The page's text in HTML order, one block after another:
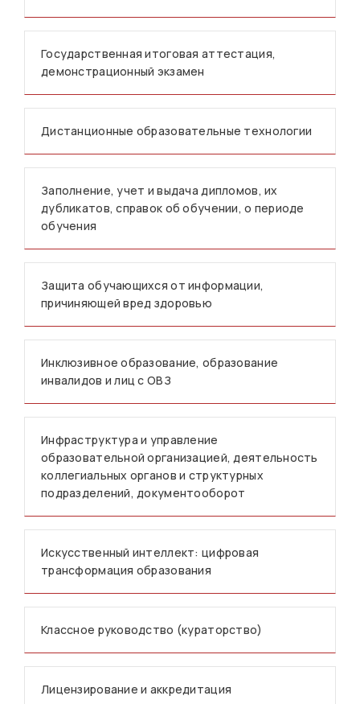
Государственная итоговая аттестация,
демонстрационный экзамен
Дистанционные образовательные технологии
Заполнение, учет и выдача дипломов, их
дубликатов, справок об обучении, о периоде
обучения
Защита обучающихся от информации,
причиняющей вред здоровью
Инклюзивное образование, образование
инвалидов и лиц с ОВЗ
Инфраструктура и управление
образовательной организацией, деятельность
коллегиальных органов и структурных
подразделений, документооборот
Искусственный интеллект: цифровая
трансформация образования
Классное руководство (кураторство)
Лицензирование и аккредитация